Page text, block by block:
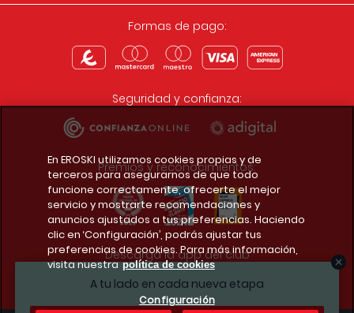
A tu lado en cada nueva etapa
Formas de pago:
Seguridad y confianza:
Premios y reconocimientos:
Descarga la app del club
En EROSKI utilizamos cookies propias y de
terceros para asegurarnos de que todo
funcione correctamente, ofrecerte el mejor
servicio y mostrarte recomendaciones y
anuncios ajustados a tus preferencias. Haciendo
clic en ‘Configuración’, podrás ajustar tus
preferencias de cookies. Para más información,
visita nuestra política de cookies
Configuración